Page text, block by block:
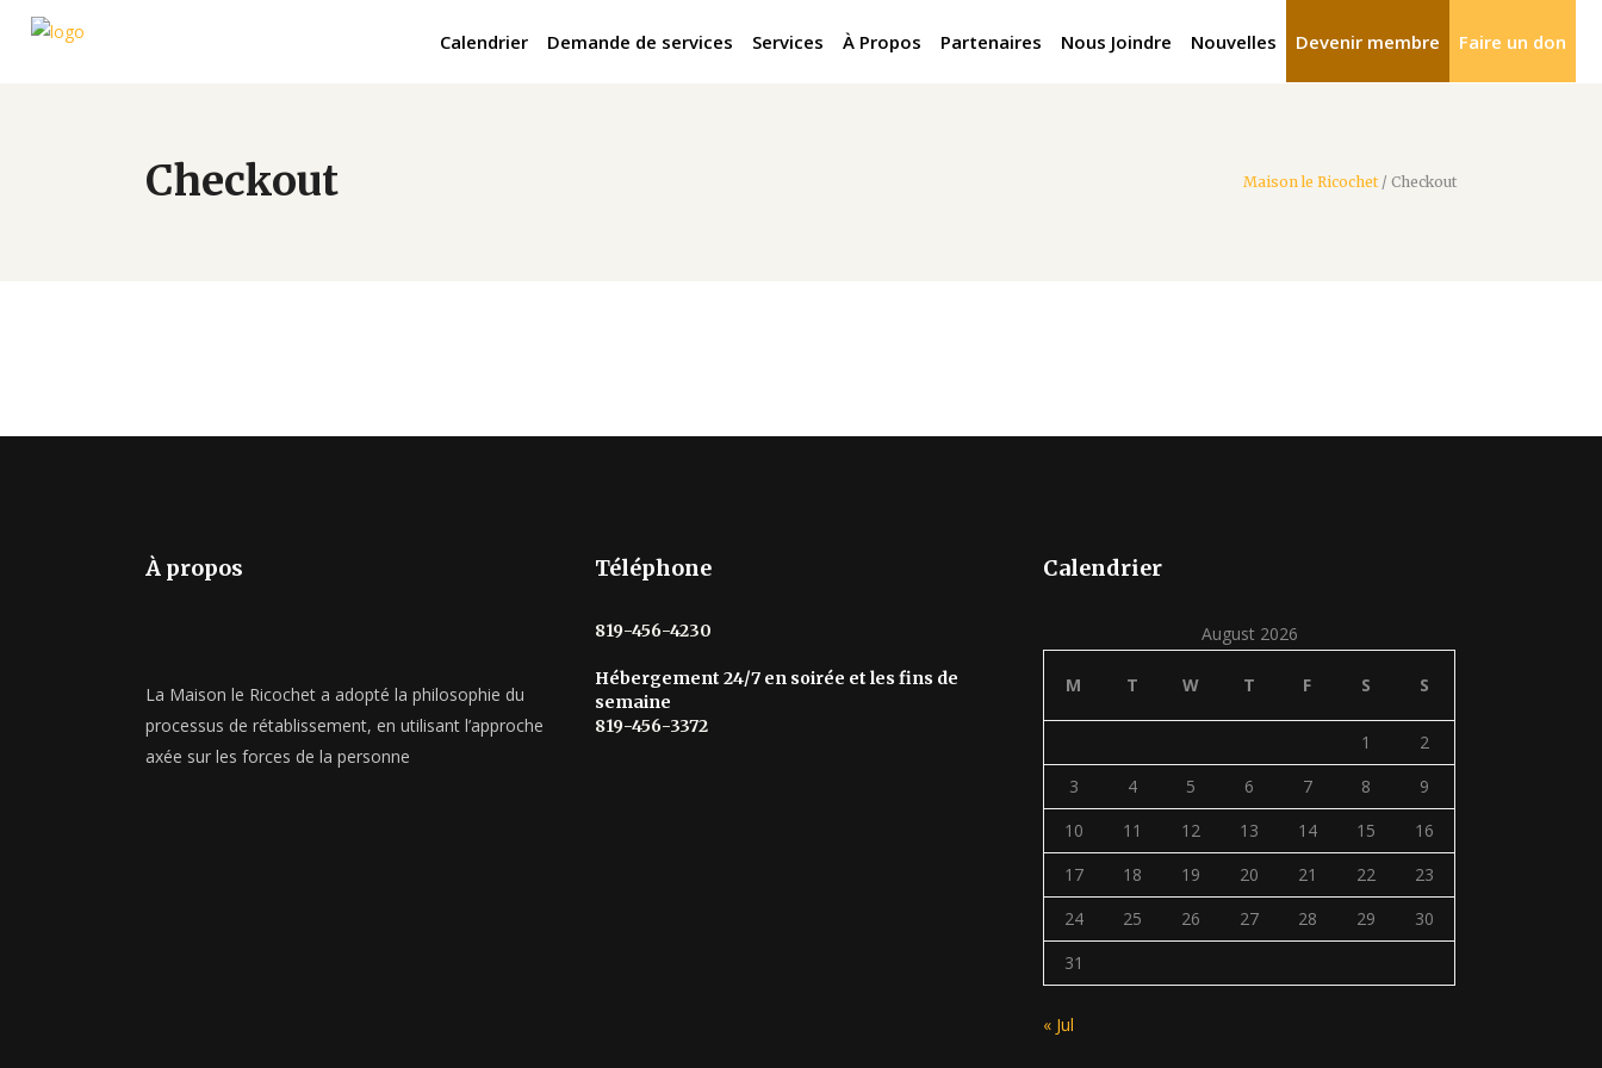
Calendrier Demande de services Services À Propos Partenaires Nous Joindre Nouvelles Devenir membre Faire un don
Checkout Maison le Ricochet/ Checkout
À propos
La Maison le Ricochet a adopté la philosophie du
processus de rétablissement, en utilisant l’approche
axée sur les forces de la personne
Téléphone
819-456-4230
Hébergement 24/7 en soirée et les fins de
semaine
819-456-3372
Calendrier
August 2026
M T W T F S S
1
2
3
4 5 6 7 8
9
10
11 12 13 14 15
16
17
18 19 20 21 22
23
24
25 26 27 28 29
30
31
« Jul